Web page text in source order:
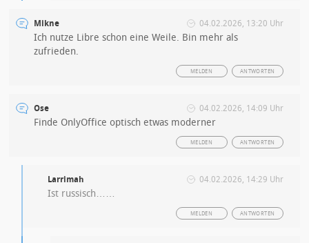
Mikne 04.02.2026, 13:20 Uhr
Ich nutze Libre schon eine Weile. Bin mehr als
zufrieden.
ANTWORTEN
MELDEN
Ose 04.02.2026, 14:09 Uhr
Finde OnlyOffice optisch etwas moderner
ANTWORTEN
MELDEN
Larrimah 04.02.2026, 14:29 Uhr
Ist russisch……
ANTWORTEN
MELDEN